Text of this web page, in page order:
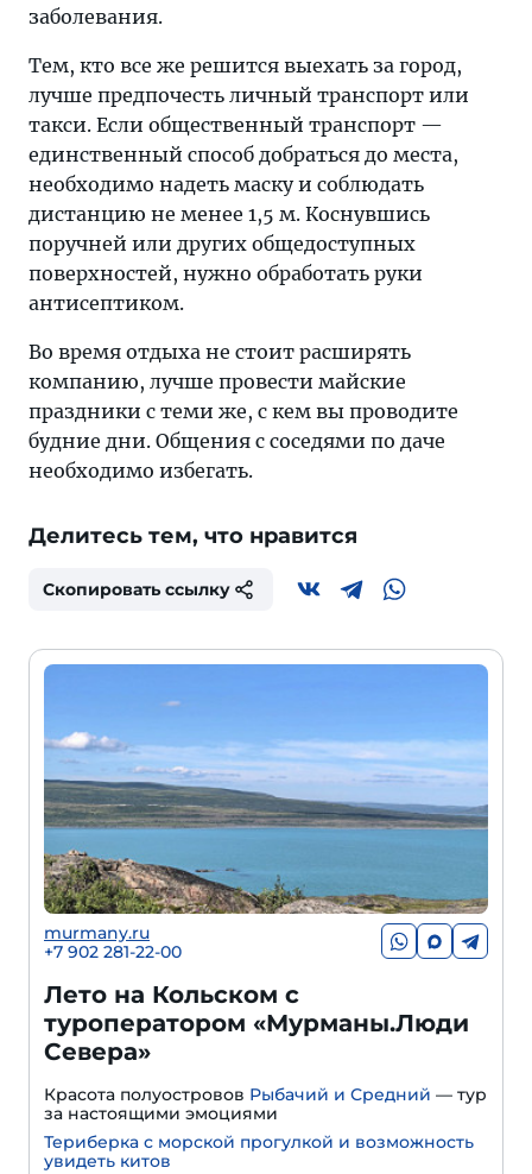
заболевания.
Тем, кто все же решится выехать за город,
лучше предпочесть личный транспорт или
такси. Если общественный транспорт —
единственный способ добраться до места,
необходимо надеть маску и соблюдать
дистанцию не менее 1,5 м. Коснувшись
поручней или других общедоступных
поверхностей, нужно обработать руки
антисептиком.
Во время отдыха не стоит расширять
компанию, лучше провести майские
праздники с теми же, с кем вы проводите
будние дни. Общения с соседями по даче
необходимо избегать.
Делитесь тем, что нравится
Скопировать ссылку
murmany.ru
+7 902 281-22-00
Лето на Кольском с
туроператором «Мурманы.Люди
Севера»
Красота полуостровов Рыбачий и Средний — тур
за настоящими эмоциями
Териберка с морской прогулкой и возможность
увидеть китов